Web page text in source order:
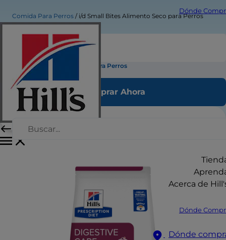
Dónde
Acerca de
Dónde
Dónde
Comida Para Perros i/d Small Bites Alimento Seco para Perros
i/d Small Bites Alimento Seco para Perros
Comprar Ahora